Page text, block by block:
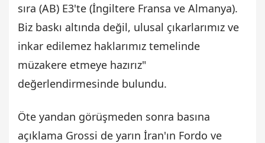
sıra (AB) E3'te (İngiltere Fransa ve Almanya).
Biz baskı altında değil, ulusal çıkarlarımız ve
inkar edilemez haklarımız temelinde
müzakere etmeye hazırız"
değerlendirmesinde bulundu.
Öte yandan görüşmeden sonra basına
açıklama Grossi de yarın İran'ın Fordo ve